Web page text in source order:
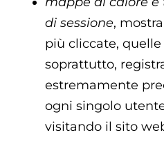
di sessione,
più cliccate,
soprattutto,
estremamente
ogni singolo
visitando il sito